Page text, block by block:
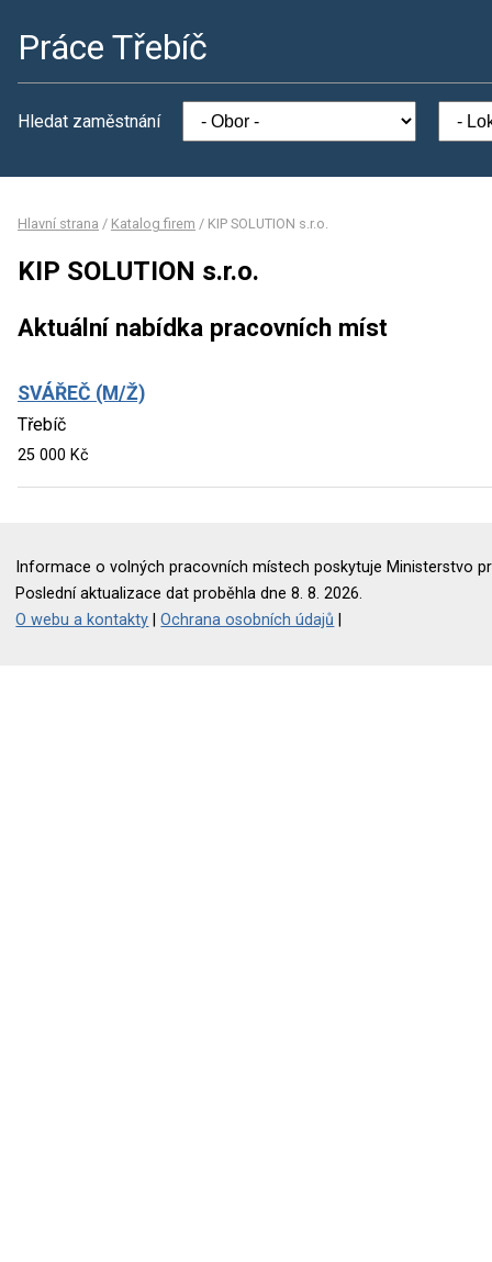
Práce Třebíč
Hledat zaměstnání
Hlavní strana / Katalog firem / KIP SOLUTION s.r.o.
KIP SOLUTION s.r.o.
Aktuální nabídka pracovních míst
SVÁŘEČ (M/Ž)
Třebíč
25 000 Kč
Informace o volných pracovních místech poskytuje Ministerstvo
Poslední aktualizace dat proběhla dne 8. 8. 2026.
O webu a kontakty |Ochrana osobních údajů